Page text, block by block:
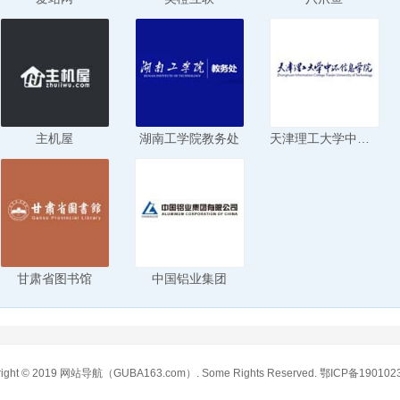
主机屋 湖南工学院教务处
甘肃省图书馆 中国铝业集团
© 2019 网站导航（GUBA163.com）. Some Rights Reserved. 鄂ICP备